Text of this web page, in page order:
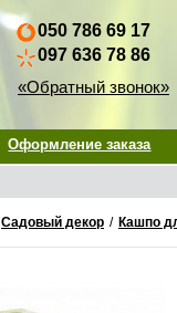
050 786 69 17
097 636 78 86
«Обратный звонок»
Оформление заказа
Садовый декор / Кашпо